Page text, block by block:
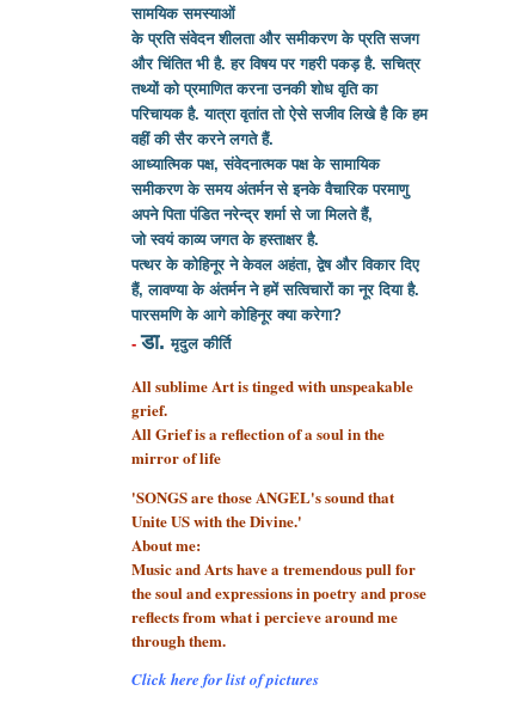
सामयिक समस्याओं
के प्रति संवेदन शीलता और समीकरण के प्रति सजग
और चिंतित भी है. हर विषय पर गहरी पकड़ है. सचित्र
तथ्यों को प्रमाणित करना उनकी शोध वृति का
परिचायक है. यात्रा वृतांत तो ऐसे सजीव लिखे है कि हम
वहीं की सैर करने लगते हैं.
आध्यात्मिक पक्ष, संवेदनात्मक पक्ष के सामायिक
समीकरण के समय अंतर्मन से इनके वैचारिक परमाणु
अपने पिता पंडित नरेन्द्र शर्मा सेजा मिलते हैं,
जो स्वयं काव्य जगत के हस्ताक्षर है.
पत्थर के कोहिनूर ने केवल अहंता, द्वेष और विकार दिए
हैं, लावण्या के अंतर्मन ने हमें सत्विचारों का नूर दिया है.
पारसमणि के आगे कोहिनूर क्या करेगा?
- डा.मृदुल कीर्ति
All sublime Art is tinged with unspeakable
grief.
All Grief is a reflection of a soulin the
mirror of life
'SONGS are those ANGEL's sound that
Unite US with the Divine.'
About me:
Music and Arts have a tremendous pull for
the soul and expressions in poetry and prose
reflects from what i percieve around me
through them.
Click here for list of pictures